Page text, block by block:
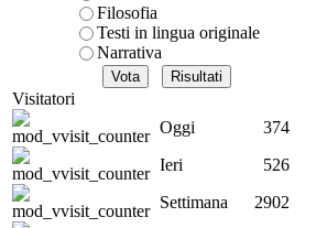
Filosofia
Testi in lingua originale
Narrativa
Visitatori
Oggi
374
Ieri
526
Settimana
2902